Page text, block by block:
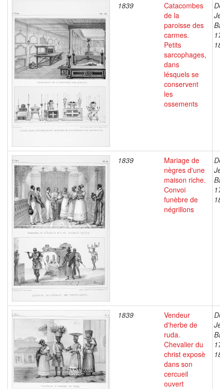
1839
Catacombes
de la
paroisse des
carmes.
Petits
sarcophages,
dans
lésquels se
conservent
les
ossements
1839
Mariage de
nègres d'une
maison riche.
Convoi
funèbre de
négrillons
1839
Vendeur
d'herbe de
ruda.
Chevalier du
christ exposè
dans son
cercueil
ouvert